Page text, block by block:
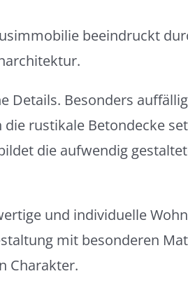
beeindruckt
Details. Besonders
rustikale Betondecke
die aufwendig
und individuelle
mit besonderen
Charakter.